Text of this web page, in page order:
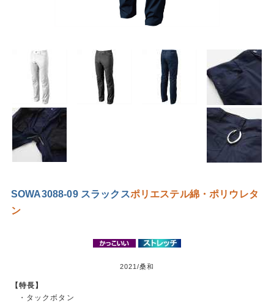
SOWA3088-09 スラックスポリエステル綿・ポリウレタ
ン
2021/桑和
【特長】
・タックボタン